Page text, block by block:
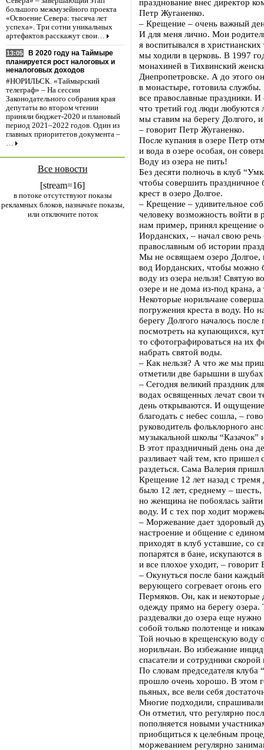
большого межмузейного проекта
«Освоение Севера: тысяча лет
успеха». Три сотни уникальных
артефактов расскажут свои…
13:05
В 2020 году на Таймыре
планируется рост налоговых и
неналоговых доходов
#НОРИЛЬСК. «Таймырский
телеграф» – На сессии
Законодательного собрания края
депутаты во втором чтении
приняли бюджет-2020 и плановый
период 2021–2022 годов. Один из
главных приоритетов документа –
…
Все новости
[stream=16]
в потоке отсутствуют показы
рекламных блоков, назначьте показы,
или отключите поток
празднование внес директор
Петр Жуганенко.
– Крещение – очень важный
И для меня лично. Мои
я воспитывался в
мы ходили в церковь. В 1997
монахиней в Тихвинский
Днепропетровске. А до этого
в монастыре, готовила службы.
все православные праздники.
что третий год люди любуются
мы ставим на берегу
– говорит Петр Жуганенко.
После купания в озере Петр
и вода в озере особая, он
Воду из озера не пить!
Без десяти полночь в клуб
чтобы совершить праздничное
крест в озеро Долгое.
– Крещение – удивительное
человеку возможность войти
нам пример, принял крещение
Иорданских, – начал свою речь
православным об истории
Мы не освящаем озеро Долгое,
вод Иорданских, чтобы можно
воду из озера нельзя! Святую
озере и не дома из-под крана, а
Некоторые норильчане
погружения креста в воду. Но
берегу Долгого началось
посмотреть на купающихся,
то сфотографироваться на их
набрать святой воды.
– Как нельзя? А что же мы
отметили две барышни в
– Сегодня великий праздник
водах освященных лечат свои
день открываются. И
благодать с небес сошла, –
руководитель фольклорного
музыкальной школы “Казачок”
В этот праздничный день она
разливает чай тем, кто пришел
раздеться. Сама Валерия
Крещение 12 лет назад с
было 12 лет, среднему –
но женщина не побоялась
воду. И с тех пор ходит
– Моржевание дает здоровый
настроение и общение с
приходят в клуб уставшие, со
попарятся в бане, искупаются
и все плохое уходит, – говорит
– Окунуться после бани
верующего согревает огонь
Пермяков. Он, как и некоторые
одежду прямо на берегу озера.
раздевалки до озера еще
собой только полотенце и
Той ночью в крещенскую воду
норильчан. Во избежание
спасатели и сотрудники
По словам председателя клуба
прошло очень хорошо. В этом
пьяных, все вели себя
Многие подходили,
Он отметил, что регулярно
пополняется новыми
приобщиться к целебным
моржеванием регулярно